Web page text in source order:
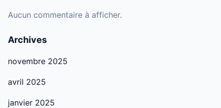
Aucun commentaire à afficher.
Archives
novembre 2025
avril 2025
janvier 2025